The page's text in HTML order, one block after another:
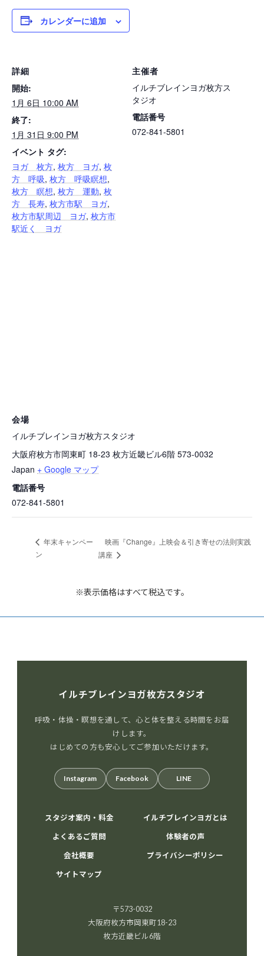
カレンダーに追加
詳細
開始:
1月 6日 10:00 AM
終了:
1月 31日 9:00 PM
イベント タグ:
ヨガ 枚方, 枚方 ヨガ, 枚
方 呼吸, 枚方 呼吸瞑想,
枚方 瞑想, 枚方 運動, 枚
方 長寿, 枚方市駅 ヨガ,
枚方市駅周辺 ヨガ, 枚方市
駅近く ヨガ
主催者
イルチブレインヨガ枚方ス
タジオ
電話番号
072-841-5801
会場
イルチブレインヨガ枚方スタジオ
大阪府枚方市岡東町 18-23 枚方近畿ビル6階 573-0032
Japan + Google マップ
電話番号
072-841-5801
年末キャンペー
ン
映画『Change』上映会＆引き寄せの法則実践
講座
※表示価格はすべて税込です。
イルチブレインヨガ枚方スタジオ
呼吸・体操・瞑想を通して、心と体を整える時間をお届
けします。
はじめての方も安心してご参加いただけます。
Instagram Facebook LINE
スタジオ案内・料金 イルチブレインヨガとは
よくあるご質問 体験者の声
会社概要 プライバシーポリシー
サイトマップ
〒573-0032
大阪府枚方市岡東町18-23
枚方近畿ビル6階